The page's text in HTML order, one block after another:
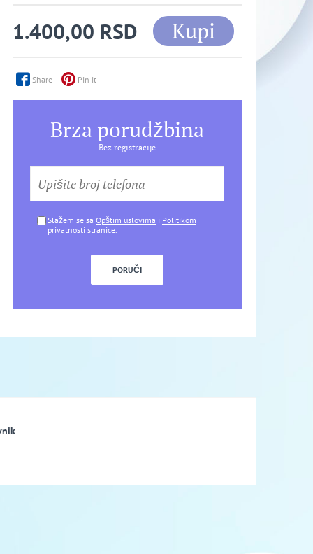
1.400,00 RSD Kupi
Share Pin it
Brza porudžbina
Bez registracije
Slažem se sa Opštim uslovima i Politikom
privatnosti stranice.